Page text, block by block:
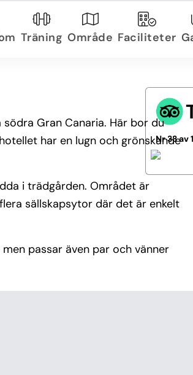
Träning Område Faciliteter
Gran Canaria. Här bor du
har en lugn och grönskande
i trädgården. Området är
sällskapsytor där det är enkelt
passar även par och vänner
Nr 33 av